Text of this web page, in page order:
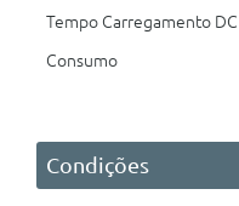
Tempo Carregamento
Consumo
Condições